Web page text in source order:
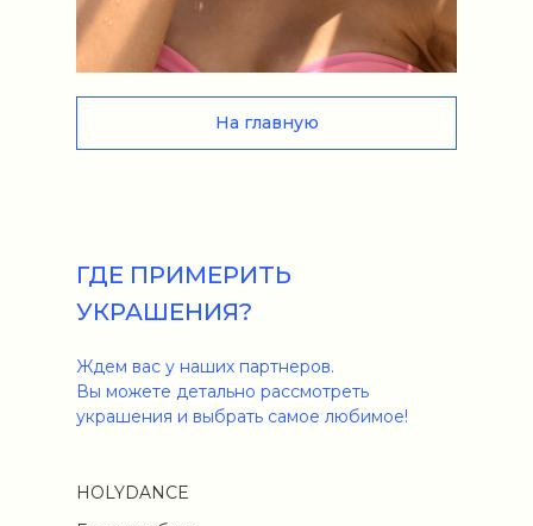
На главную
ГДЕ ПРИМЕРИТЬ
УКРАШЕНИЯ?
HOLYDANCE
Ждем вас у наших партнеров.
Вы можете детально рассмотреть
украшения и выбрать самое любимое!